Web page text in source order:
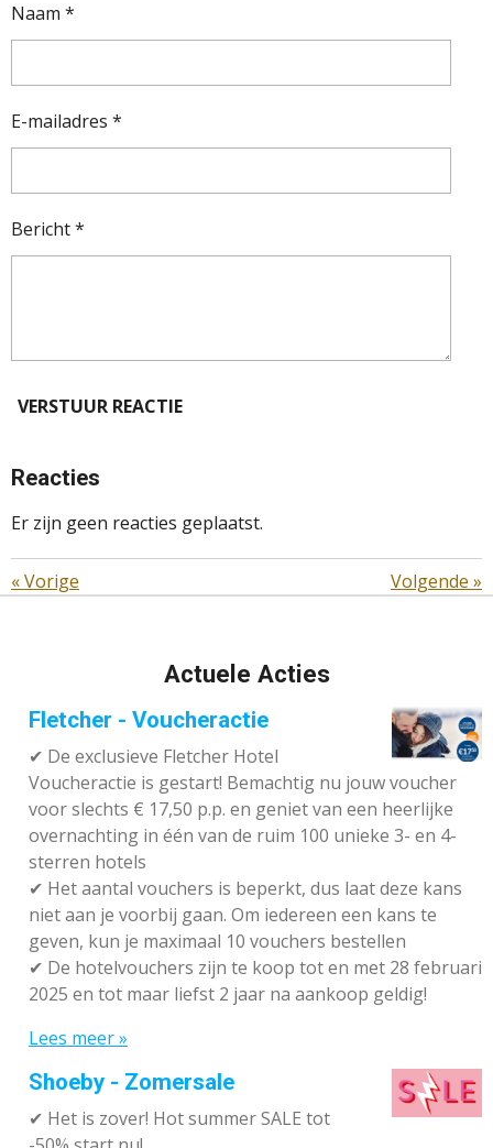
Naam *
E-mailadres *
Bericht *
VERSTUUR REACTIE
Reacties
Er zijn geen reacties geplaatst.
«Vorige Volgende »
Actuele Acties
Fletcher - Voucheractie
✔ De exclusieve Fletcher Hotel
Voucheractie is gestart! Bemachtig nu jouw voucher
voor slechts € 17,50 p.p. en geniet van een heerlijke
overnachting in één van de ruim 100 unieke 3- en 4-
sterren hotels
✔ Het aantal vouchers is beperkt, dus laat deze kans
niet aan je voorbij gaan. Om iedereen een kans te
geven, kun je maximaal 10 vouchers bestellen
✔ De hotelvouchers zijn te koop tot en met 28 februari
2025 en tot maar liefst 2 jaar na aankoop geldig!
Lees meer »
Shoeby - Zomersale
✔ Het is zover! Hot summer SALE tot